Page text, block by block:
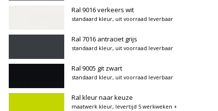
Ral 9016 verkeers wit
standaard kleur, uit voorraad leverbaar
Ral 7016 antraciet grijs
standaard kleur, uit voorraad leverbaar
Ral 9005 git zwart
standaard kleur, uit voorraad leverbaar
Ral kleur naar keuze
maatwerk kleur, levertijd 5 werkweken +